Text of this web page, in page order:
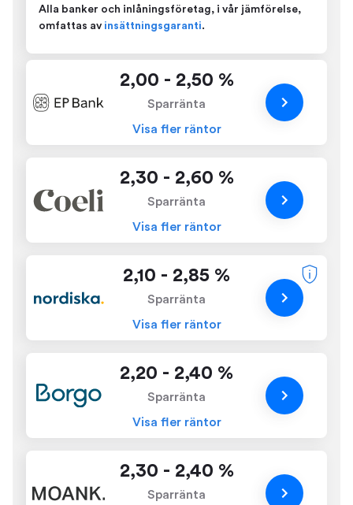
Alla banker och inlåningsföretag, i vår jämförelse,
omfattas av insättningsgaranti.
2,00 - 2,50 %
Sparränta
Visa fler räntor
2,30 - 2,60 %
Sparränta
Visa fler räntor
2,10 - 2,85 %
Sparränta
Visa fler räntor
2,20 - 2,40 %
Sparränta
Visa fler räntor
2,30 - 2,40 %
Sparränta